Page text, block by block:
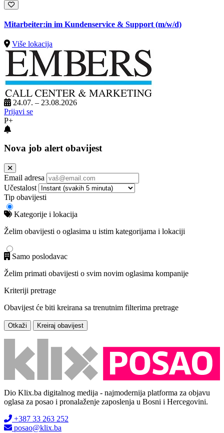
Mitarbeiter:in im Kundenservice & Support (m/w/d)
Više lokacija
24.07. – 23.08.2026
Prijavi se
P+
Nova job alert obavijest
Email adresa
Učestalost
Tip obavijesti
Kategorije i lokacija
Želim obavijesti o oglasima u istim kategorijama i lokaciji
Samo poslodavac
Želim primati obavijesti o svim novim oglasima kompanije
Kriteriji pretrage
Obavijest će biti kreirana sa trenutnim filterima pretrage
Otkaži Kreiraj obavijest
Dio Klix.ba digitalnog medija - najmodernija platforma za objavu
oglasa za posao i pronalaženje zaposlenja u Bosni i Hercegovini.
+387 33 263 252
posao@klix.ba